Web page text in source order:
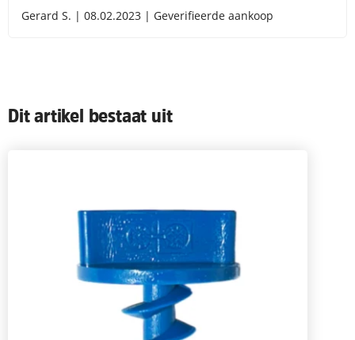
Gerard S. | 08.02.2023 | Geverifieerde aankoop
Dit artikel bestaat uit